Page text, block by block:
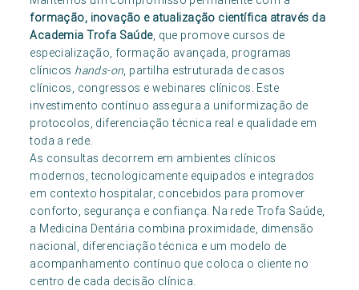
formação, inovação e atualização científica através da
Academia Trofa Saúde, que promove cursos de
especialização, formação avançada, programas
clínicos hands-on, partilha estruturada de casos
clínicos, congressos e webinares clínicos. Este
investimento contínuo assegura a uniformização de
protocolos, diferenciação técnica real e qualidade em
toda a rede.
As consultas decorrem em ambientes clínicos
modernos, tecnologicamente equipados e integrados
em contexto hospitalar, concebidos para promover
conforto, segurança e confiança. Na rede Trofa Saúde,
a Medicina Dentária combina proximidade, dimensão
nacional, diferenciação técnica e um modelo de
acompanhamento contínuo que coloca o cliente no
centro de cada decisão clínica.